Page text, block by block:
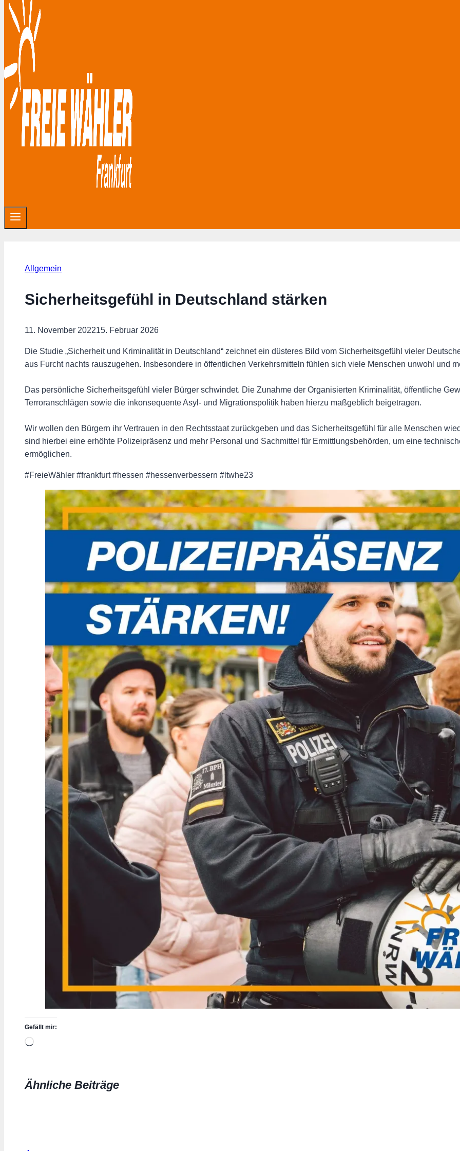
Allgemein
Sicherheitsgefühl in Deutschland stärken
11. November 202215. Februar 2026
Die Studie „Sicherheit und Kriminalität in Deutschland“ zeichnet ein düsteres Bild vom Sicherheitsgefühl vieler
aus Furcht nachts rauszugehen. Insbesondere in öffentlichen Verkehrsmitteln fühlen sich viele Menschen unwohl und
Das persönliche Sicherheitsgefühl vieler Bürger schwindet. Die Zunahme der Organisierten Kriminalität, öffentliche
Terroranschlägen sowie die inkonsequente Asyl- und Migrationspolitik haben hierzu maßgeblich beigetragen.
Wir wollen den Bürgern ihr Vertrauen in den Rechtsstaat zurückgeben und das Sicherheitsgefühl für alle Menschen
sind hierbei eine erhöhte Polizeipräsenz und mehr Personal und Sachmittel für Ermittlungsbehörden, um eine
ermöglichen.
#FreieWähler #frankfurt #hessen #hessenverbessern #ltwhe23
Gefällt mir:
Wird
Ähnliche Beiträge